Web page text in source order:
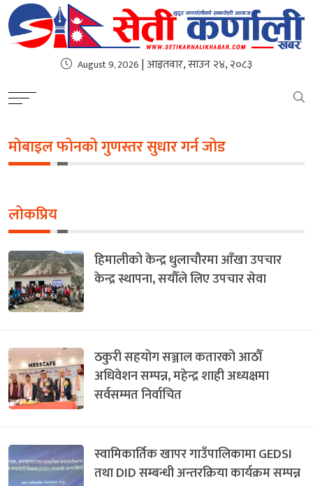
August 9, 2026 | आइतवार, साउन २४, २०८३
मोबाइल फोनको गुणस्तर सुधार गर्न जोड
लोकप्रिय
हिमालीको केन्द्र धुलाचौरमा आँखा उपचार
केन्द्र स्थापना, सयौँले लिए उपचार सेवा
ठकुरी सहयोग सञ्जाल कतारको आठौँ
अधिवेशन सम्पन्न, महेन्द्र शाही अध्यक्षमा
सर्वसम्मत निर्वाचित
स्वामिकार्तिक खापर गाउँपालिकामा GEDSI
तथा DID सम्बन्धी अन्तरक्रिया कार्यक्रम सम्पन्न